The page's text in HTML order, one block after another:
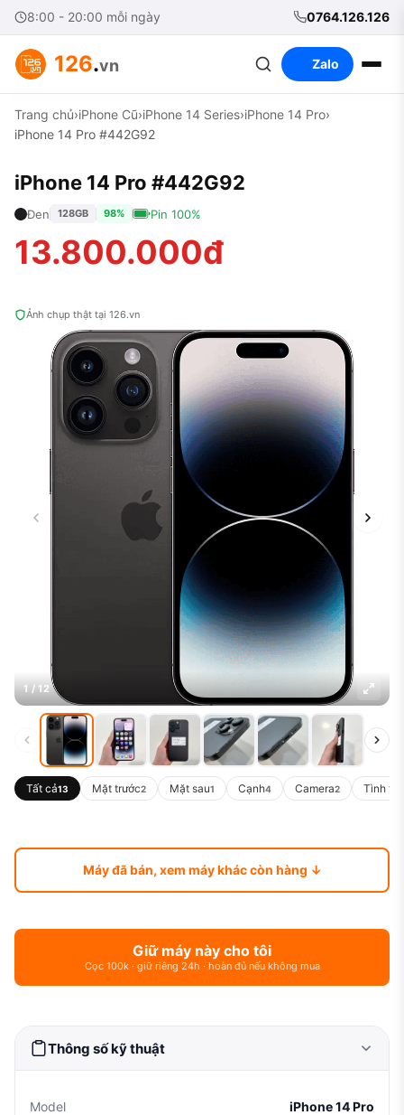
8:00 - 20:00 mỗi ngày 0764.126.126
126.vn Zalo
Trang chủ›iPhone Cũ›iPhone 14 Series›iPhone 14 Pro›
iPhone 14 Pro #442G92
Ảnh chụp thật tại 126.vn
1 / 12
Tất cả13 Mặt trước2 Mặt sau1 Cạnh4 Camera2 Tình
iPhone 14 Pro #442G92
Đen 128GB 98% Pin 100%
13.800.000đ
Máy đã bán, xem máy khác còn hàng ↓
Giữ máy này cho tôi
Cọc 100k · giữ riêng 24h · hoàn đủ nếu không mua
Thông số kỹ thuật
Model iPhone 14 Pro